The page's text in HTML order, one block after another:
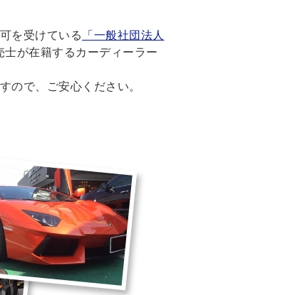
を受けている
「一般社団法人
士が在籍するカーディーラー
ので、ご安心ください。